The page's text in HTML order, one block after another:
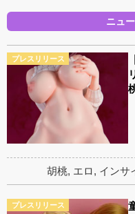
ニュ
プレスリリース
胡桃, エロ, インサ
プレスリリース